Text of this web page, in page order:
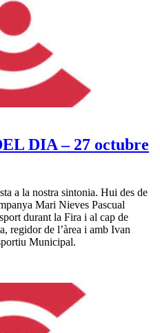
DIA – 27 octubre
a la nostra sintonia. Hui des de
Mari Nieves Pascual
durant la Fira i al cap de
regidor de l’àrea i amb Ivan
Municipal.